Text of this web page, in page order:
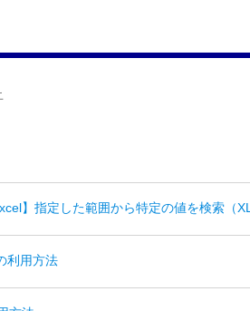
】指定した範囲から特定の値を検索（
利用方法